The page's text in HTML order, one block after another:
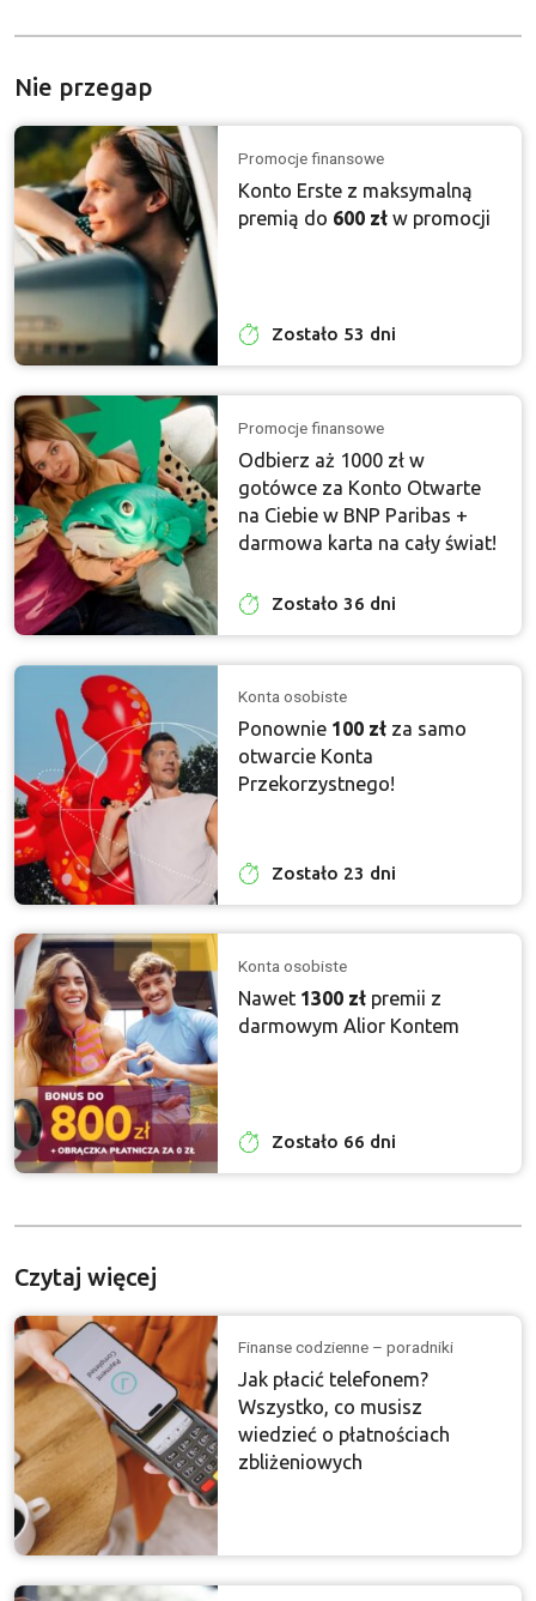
Nie przegap
Promocje finansowe
Konto Erste z maksymalną
premią do 600 zł w promocji
Zostało 53 dni
Promocje finansowe
Odbierz aż 1000 zł w
gotówce za Konto Otwarte
na Ciebie w BNP Paribas +
darmowa karta na cały świat!
Zostało 36 dni
Konta osobiste
Ponownie 100 zł za samo
otwarcie Konta
Przekorzystnego!
Zostało 23 dni
Konta osobiste
Nawet 1300 zł premii z
darmowym Alior Kontem
Zostało 66 dni
Czytaj więcej
Finanse codzienne – poradniki
Jak płacić telefonem?
Wszystko, co musisz
wiedzieć o płatnościach
zbliżeniowych